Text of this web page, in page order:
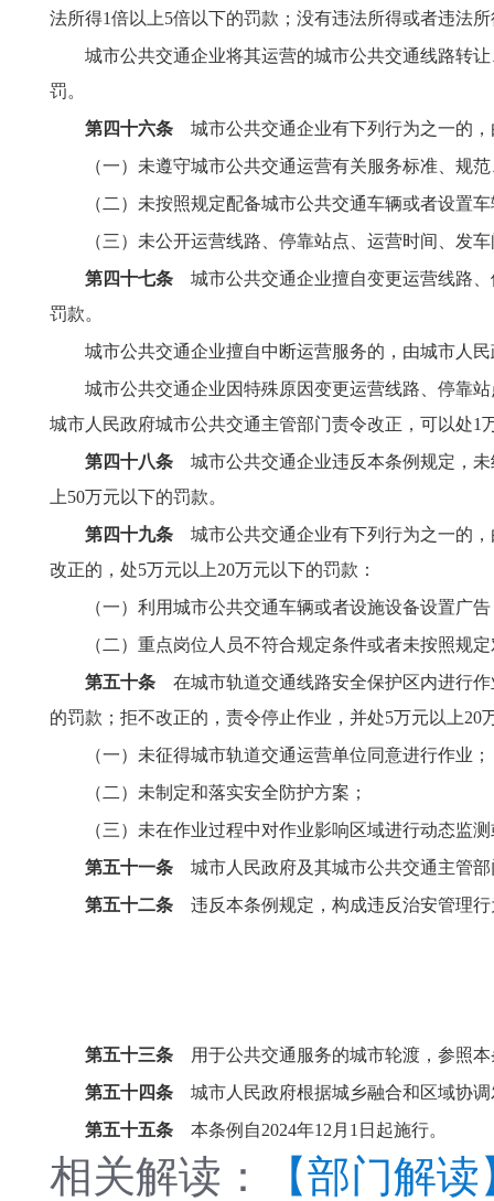
法所得1倍以上5倍以下的罚款；没有违法所得或者违法
城市公共交通企业将其运营的城市公共交通线路转
罚。
第四十六条 城市公共交通企业有下列行为之一的
（一）未遵守城市公共交通运营有关服务标准、规
（二）未按照规定配备城市公共交通车辆或者设置
（三）未公开运营线路、停靠站点、运营时间、发
第四十七条 城市公共交通企业擅自变更运营线路
罚款。
城市公共交通企业擅自中断运营服务的，由城市人
城市公共交通企业因特殊原因变更运营线路、停靠
城市人民政府城市公共交通主管部门责令改正，可以处1
第四十八条 城市公共交通企业违反本条例规定，
上50万元以下的罚款。
第四十九条 城市公共交通企业有下列行为之一的
改正的，处5万元以上20万元以下的罚款：
（一）利用城市公共交通车辆或者设施设备设置广
（二）重点岗位人员不符合规定条件或者未按照规
第五十条 在城市轨道交通线路安全保护区内进行
的罚款；拒不改正的，责令停止作业，并处5万元以上
（一）未征得城市轨道交通运营单位同意进行作业；
（二）未制定和落实安全防护方案；
（三）未在作业过程中对作业影响区域进行动态监
第五十一条 城市人民政府及其城市公共交通主管
第五十二条 违反本条例规定，构成违反治安管理
第五十三条 用于公共交通服务的城市轮渡，参照
第五十四条 城市人民政府根据城乡融合和区域协
第五十五条 本条例自2024年12月1日起施行。
相关解读：
【部门解